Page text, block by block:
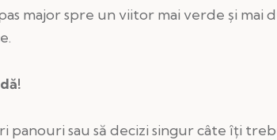
major spre un viitor mai verde și mai
panouri sau să decizi singur câte îți